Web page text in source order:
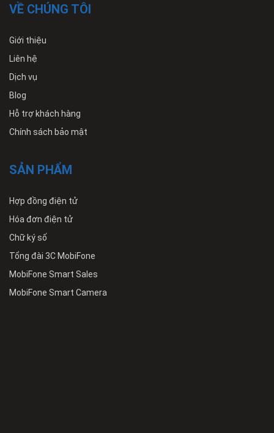
VỀ CHÚNG TÔI
Giới thiệu
Liên hệ
Dịch vụ
Blog
Hỗ trợ khách hàng
Chính sách bảo mật
SẢN PHẨM
Hợp đồng điện tử
Hóa đơn điện tử
Chữ ký số
Tổng đài 3C MobiFone
MobiFone Smart Sales
MobiFone Smart Camera